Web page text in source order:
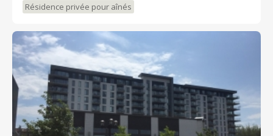
Résidence privée pour aînés